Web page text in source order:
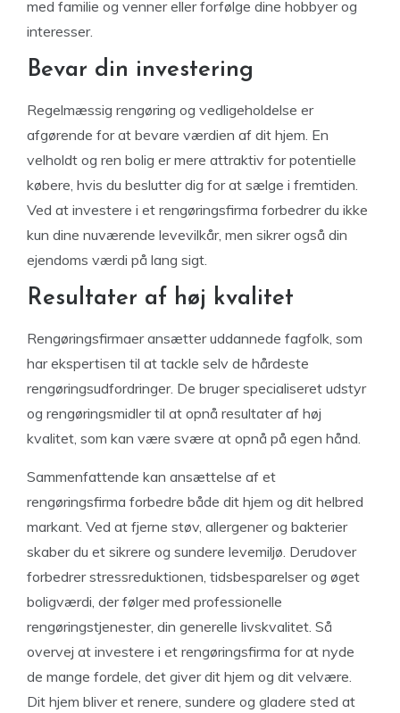
med familie og venner eller forfølge dine hobbyer og
interesser.
Bevar din investering
Regelmæssig rengøring og vedligeholdelse er
afgørende for at bevare værdien af ​​dit hjem. En
velholdt og ren bolig er mere attraktiv for potentielle
købere, hvis du beslutter dig for at sælge i fremtiden.
Ved at investere i et rengøringsfirma forbedrer du ikke
kun dine nuværende levevilkår, men sikrer også din
ejendoms værdi på lang sigt.
Resultater af høj kvalitet
Rengøringsfirmaer ansætter uddannede fagfolk, som
har ekspertisen til at tackle selv de hårdeste
rengøringsudfordringer. De bruger specialiseret udstyr
og rengøringsmidler til at opnå resultater af høj
kvalitet, som kan være svære at opnå på egen hånd.
Sammenfattende kan ansættelse af et
rengøringsfirma forbedre både dit hjem og dit helbred
markant. Ved at fjerne støv, allergener og bakterier
skaber du et sikrere og sundere levemiljø. Derudover
forbedrer stressreduktionen, tidsbesparelser og øget
boligværdi, der følger med professionelle
rengøringstjenester, din generelle livskvalitet. Så
overvej at investere i et rengøringsfirma for at nyde
de mange fordele, det giver dit hjem og dit velvære.
Dit hjem bliver et renere, sundere og gladere sted at